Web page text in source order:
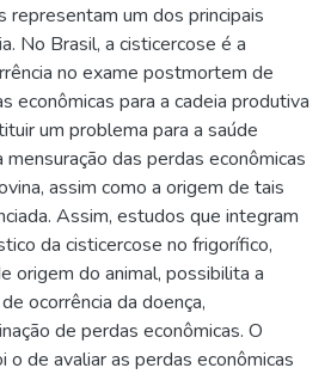
representam um dos principais
No Brasil, a cisticercose é a
no exame postmortem de
econômicas para a cadeia produtiva
um problema para a saúde
das perdas econômicas
assim como a origem de tais
Assim, estudos que integram
da cisticercose no frigorífico,
origem do animal, possibilita a
ocorrência da doença,
de perdas econômicas. O
de avaliar as perdas econômicas